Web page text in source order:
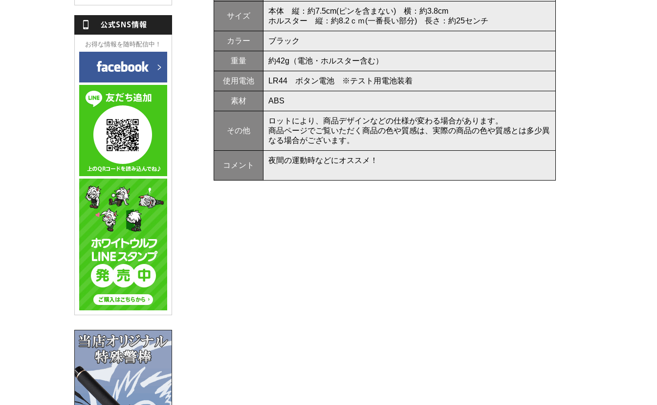
サイズ
本体 縦：約7.5cm(ピンを含まない) 横：約3.8cm
ホルスター 縦：約8.2ｃｍ(一番長い部分) 長さ：約25センチ
カラー ブラック
重量 約42g（電池・ホルスター含む）
使用電池 LR44 ボタン電池 ※テスト用電池装着
素材 ABS
その他
ロットにより、商品デザインなどの仕様が変わる場合があります。
商品ページでご覧いただく商品の色や質感は、実際の商品の色や質感とは多少異
なる場合がございます。
コメント
夜間の運動時などにオススメ！
お得な情報を随時配信中！